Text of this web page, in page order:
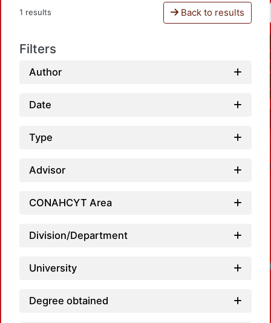
1 results Back to results
Filters
Author
Date
Type
Advisor
CONAHCYT Area
Division/Department
University
Degree obtained